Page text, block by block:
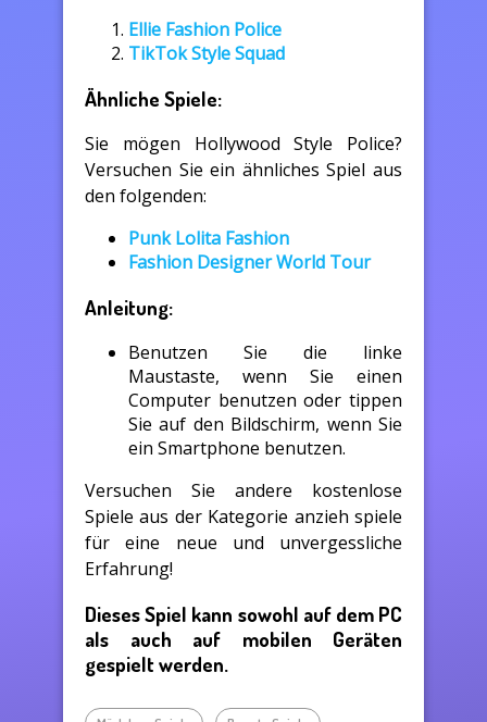
Ellie Fashion Police
TikTok Style Squad
Ähnliche Spiele:
Sie mögen Hollywood Style Police?
Versuchen Sie ein ähnliches Spiel aus
den folgenden:
Punk Lolita Fashion
Fashion Designer World Tour
Anleitung:
Benutzen Sie die linke
Maustaste, wenn Sie einen
Computer benutzen oder tippen
Sie auf den Bildschirm, wenn Sie
ein Smartphone benutzen.
Versuchen Sie andere kostenlose
Spiele aus der Kategorie anzieh spiele
für eine neue und unvergessliche
Erfahrung!
Dieses Spiel kann sowohl auf dem PC
als auch auf mobilen Geräten
gespielt werden.